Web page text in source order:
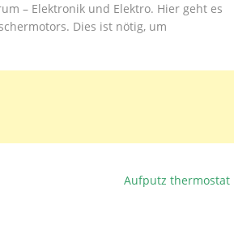
– Elektronik und Elektro. Hier geht es
Dies ist nötig, um
Aufputz thermostat